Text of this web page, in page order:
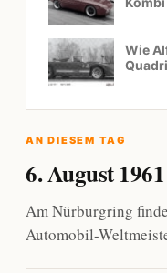
Wie
AN DIESEM TAG
6. August 1961
Am Nürburgring
Automobil-